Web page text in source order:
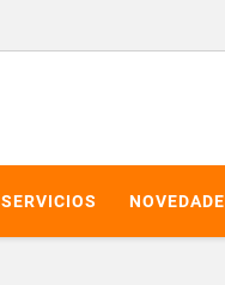
SERVICIOS